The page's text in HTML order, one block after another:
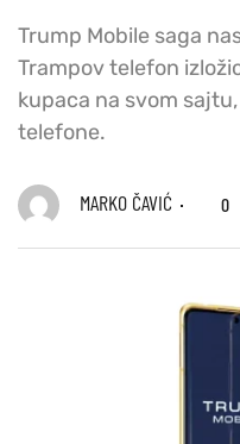
Trump Mobile saga
Trampov telefon
kupaca na svom
telefone.
MARKO ČAVIĆ 0